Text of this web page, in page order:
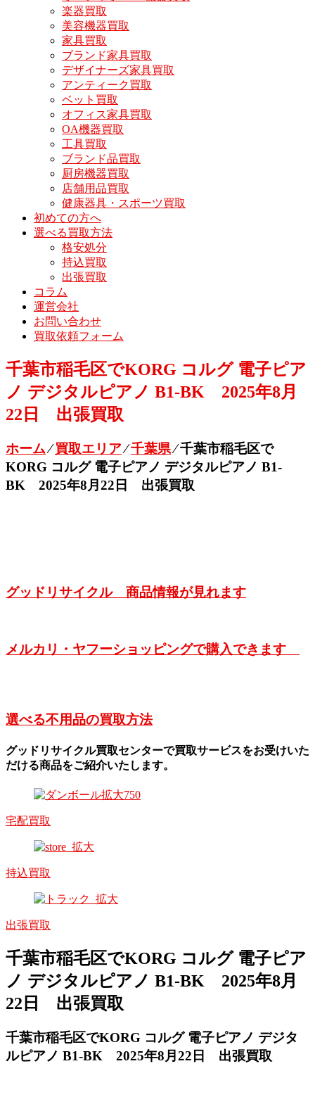
楽器買取
美容機器買取
家具買取
ブランド家具買取
デザイナーズ家具買取
アンティーク買取
ベット買取
オフィス家具買取
OA機器買取
工具買取
ブランド品買取
厨房機器買取
店舗用品買取
健康器具・スポーツ買取
初めての方へ
選べる買取方法
格安処分
持込買取
出張買取
コラム
運営会社
お問い合わせ
買取依頼フォーム
千葉市稲毛区でKORG コルグ 電子ピア
ノ デジタルピアノ B1-BK 2025年8月
22日 出張買取
ホーム⁄買取エリア⁄千葉県⁄千葉市稲毛区で
KORG コルグ 電子ピアノ デジタルピアノ B1-
BK 2025年8月22日 出張買取
グッドリサイクル 商品情報が見れます
メルカリ・ヤフーショッピングで購入できます
選べる不用品の買取方法
グッドリサイクル買取センターで買取サービスをお受けいた
だける商品をご紹介いたします。
宅配買取
持込買取
出張買取
千葉市稲毛区でKORG コルグ 電子ピア
ノ デジタルピアノ B1-BK 2025年8月
22日 出張買取
千葉市稲毛区でKORG コルグ 電子ピアノ デジタ
ルピアノ B1-BK 2025年8月22日 出張買取